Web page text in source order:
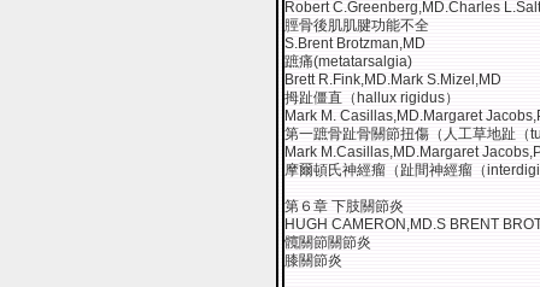
Robert C.Greenberg,MD.Charles
脛骨後肌肌腱功能不全
S.Brent Brotzman,MD
蹠痛(metatarsalgia)
Brett R.Fink,MD.Mark S.Mizel,MD
拇趾僵直（hallux rigidus）
Mark M. Casillas,MD.Margaret
第一蹠骨趾骨關節扭傷（人工草地趾（
Mark M.Casillas,MD.Margaret
摩爾頓氏神經瘤（趾間神經瘤（
第６章 下肢關節炎
HUGH CAMERON,MD.S BRENT
髖關節關節炎
膝關節炎